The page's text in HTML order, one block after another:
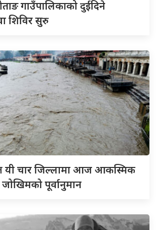
गाउँपालिकाको दुईदिने
शिविर सुरु
यी चार जिल्लामा आज आकस्मिक
जोखिमको पूर्वानुमान